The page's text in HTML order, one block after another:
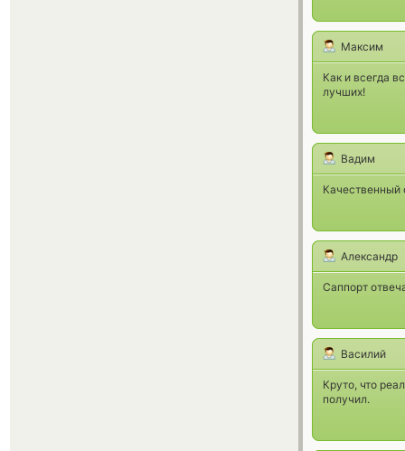
Максим
Как и всегда
лучших!
Вадим
Качественный
Александр
Саппорт
Василий
Круто, что
получил.